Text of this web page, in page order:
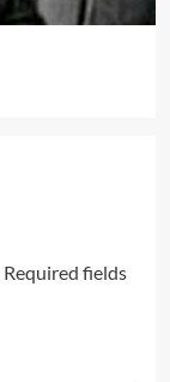
Required fields